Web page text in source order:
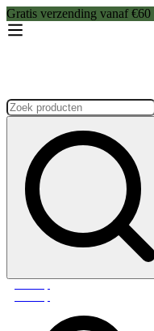
Gratis verzending vanaf
Zoeken: